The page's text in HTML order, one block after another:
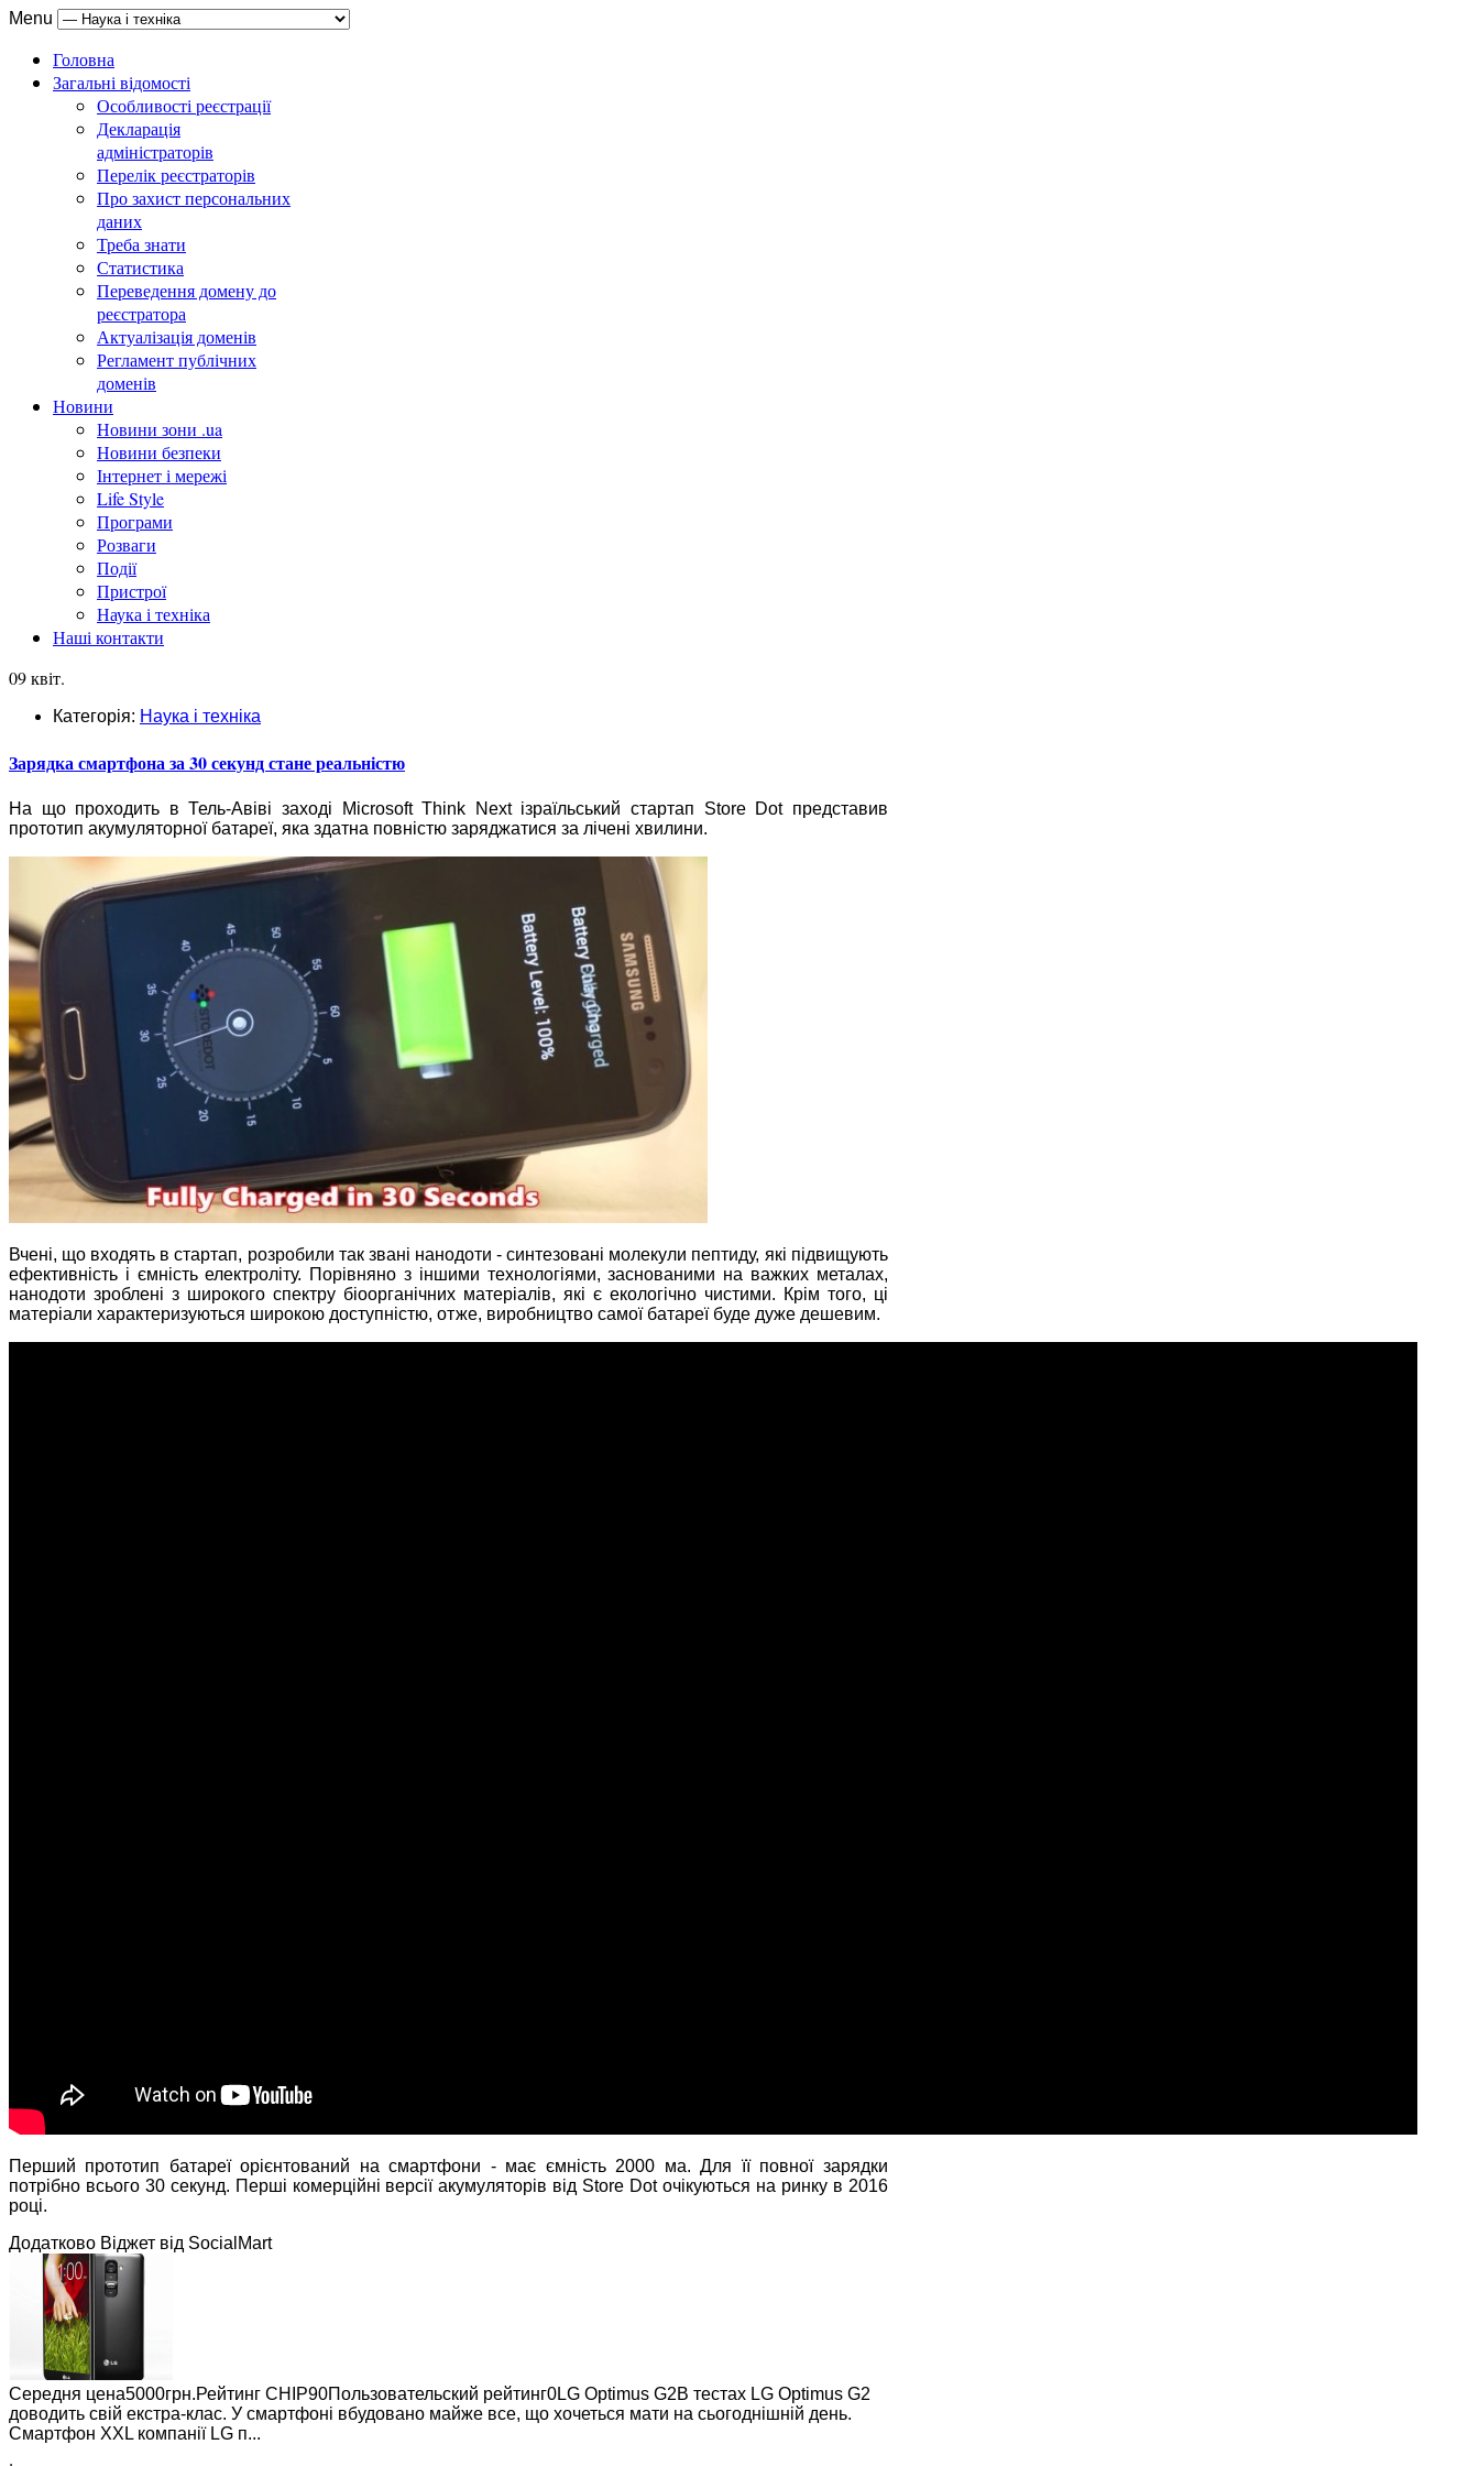
Menu
Головна
Загальні відомості
Особливості реєстрації
Декларація
адміністраторів
Перелік реєстраторів
Про захист персональних
даних
Треба знати
Статистика
Переведення домену до
реєстратора
Актуалізація доменів
Регламент публічних
доменів
Новини
Новини зони .ua
Новини безпеки
Інтернет і мережі
Life Style
Програми
Розваги
Події
Пристрої
Наука і техніка
Наші контакти
09 квіт.
Категорія: Наука і техніка
Зарядка смартфона за 30 секунд стане реальністю
На що проходить в Тель-Авіві заході Microsoft Think Next ізраїльський стартап Store Dot представив
прототип акумуляторної батареї, яка здатна повністю заряджатися за лічені хвилини.
Вчені, що входять в стартап, розробили так звані нанодоти - синтезовані молекули пептиду, які підвищують
ефективність і ємність електроліту. Порівняно з іншими технологіями, заснованими на важких металах,
нанодоти зроблені з широкого спектру біоорганічних матеріалів, які є екологічно чистими. Крім того, ці
матеріали характеризуються широкою доступністю, отже, виробництво самої батареї буде дуже дешевим.
Перший прототип батареї орієнтований на смартфони - має ємність 2000 ма. Для її повної зарядки
потрібно всього 30 секунд. Перші комерційні версії акумуляторів від Store Dot очікуються на ринку в 2016
році.
Додатково Віджет від SocialMart
Середня цена5000грн.Рейтинг СНІР90Пользовательский рейтинг0LG Optimus G2В тестах LG Optimus G2
доводить свій екстра-клас. У смартфоні вбудовано майже все, що хочеться мати на сьогоднішній день.
Смартфон XXL компанії LG п...